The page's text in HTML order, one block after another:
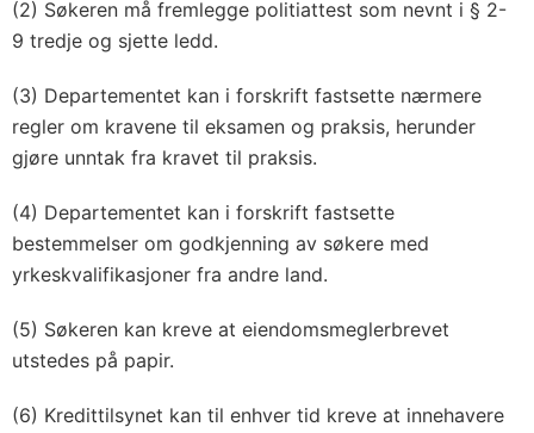
(2) Søkeren må fremlegge politiattest som nevnt i § 2-
9 tredje og sjette ledd.
(3) Departementet kan i forskrift fastsette nærmere
regler om kravene til eksamen og praksis, herunder
gjøre unntak fra kravet til praksis.
(4) Departementet kan i forskrift fastsette
bestemmelser om godkjenning av søkere med
yrkeskvalifikasjoner fra andre land.
(5) Søkeren kan kreve at eiendomsmeglerbrevet
utstedes på papir.
(6) Kredittilsynet kan til enhver tid kreve at innehavere